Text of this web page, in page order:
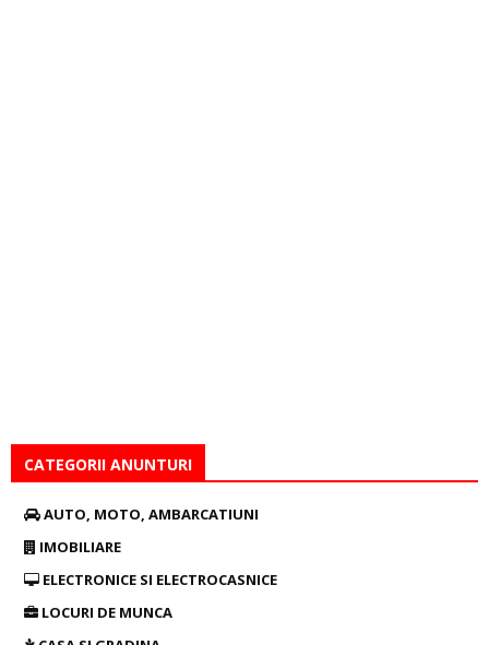
CATEGORII ANUNTURI
AUTO, MOTO, AMBARCATIUNI
IMOBILIARE
ELECTRONICE SI ELECTROCASNICE
LOCURI DE MUNCA